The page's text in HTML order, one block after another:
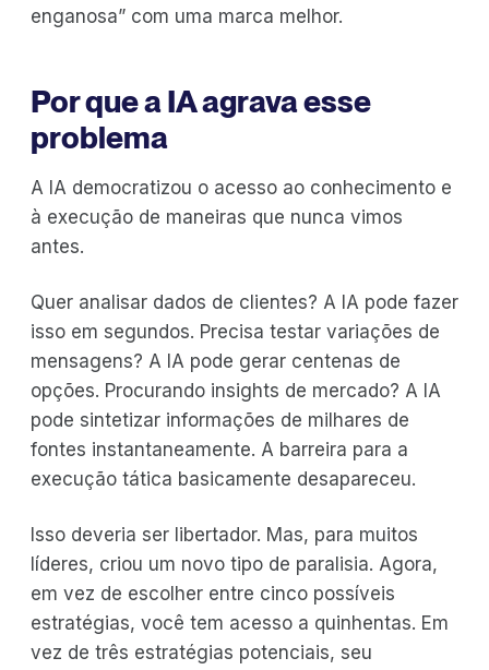
enganosa” com uma marca melhor.
Por que a IA agrava esse
problema
A IA democratizou o acesso ao conhecimento e
à execução de maneiras que nunca vimos
antes.
Quer analisar dados de clientes? A IA pode fazer
isso em segundos. Precisa testar variações de
mensagens? A IA pode gerar centenas de
opções. Procurando insights de mercado? A IA
pode sintetizar informações de milhares de
fontes instantaneamente. A barreira para a
execução tática basicamente desapareceu.
Isso deveria ser libertador. Mas, para muitos
líderes, criou um novo tipo de paralisia. Agora,
em vez de escolher entre cinco possíveis
estratégias, você tem acesso a quinhentas. Em
vez de três estratégias potenciais, seu